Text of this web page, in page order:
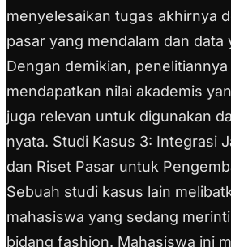
menyelesaikan tugas akhirnya
pasar yang mendalam dan data
Dengan demikian,
mendapatkan nilai akademis
juga relevan untuk digunakan
nyata. Studi Kasus 3: Integrasi
dan Riset Pasar untuk
Sebuah studi kasus lain
mahasiswa yang sedang
bidang fashion. Mahasiswa ini